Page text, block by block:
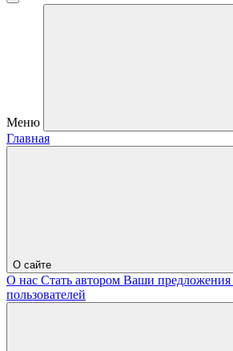
Меню
Главная
О сайте
О нас Стать автором Ваши предложения
пользователей